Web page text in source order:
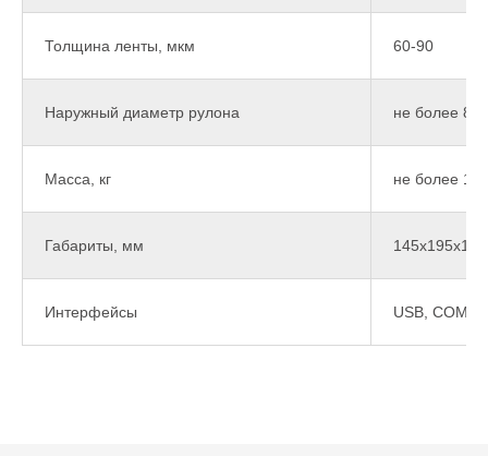
Толщина ленты, мкм 60-90
Наружный диаметр рулона не более 80
Масса, кг не более 1.3
Габариты, мм
Интерфейсы USB, COM,